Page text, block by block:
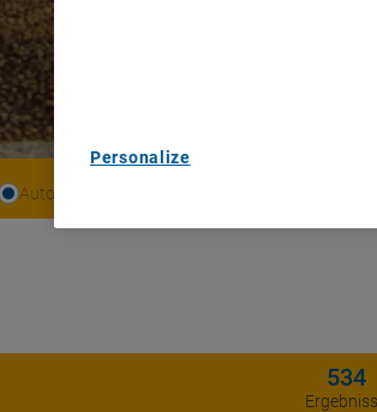
Autoreisen
534
Personalize